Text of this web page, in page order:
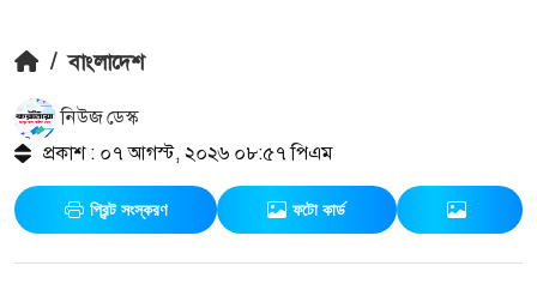
/ বাংলাদেশ
নিউজ ডেস্ক
প্রকাশ : ০৭ আগস্ট, ২০২৬ ০৮:৫৭ পিএম
প্রিন্ট সংস্করণ ফটো কার্ড